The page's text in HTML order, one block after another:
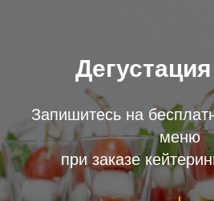
Запишитесь на
меню
при заказе